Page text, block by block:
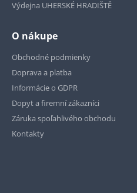
Výdejna UHERSKÉ HRADIŠTĚ
O nákupe
Obchodné podmienky
Doprava a platba
Informácie o GDPR
Dopyt a firemní zákazníci
Záruka spoľahlivého obchodu
Kontakty